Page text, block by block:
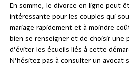
En somme, le divorce en ligne peut
intéressante pour les couples qui
mariage rapidement et à moindre
bien se renseigner et de choisir une
d’éviter les écueils liés à cette
N’hésitez pas à consulter un avocat